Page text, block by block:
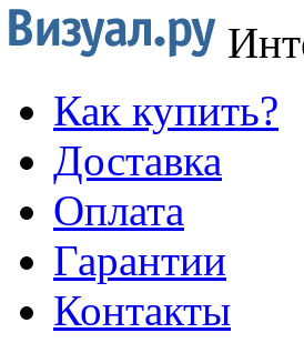
Как купить?
Доставка
Оплата
Гарантии
Контакты